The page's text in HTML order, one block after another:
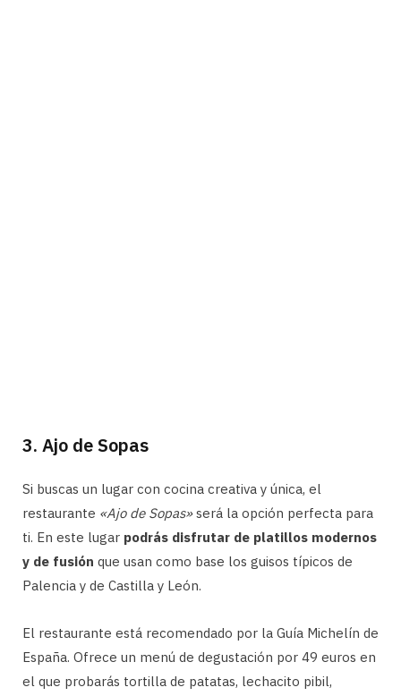
3. Ajo de Sopas
Si buscas un lugar con cocina creativa y única, el
restaurante «Ajo de Sopas»será la opción perfecta para
ti. En este lugar podrás disfrutar de platillos modernos
y de fusión que usan como base los guisos típicos de
Palencia y de Castilla y León.
El restaurante está recomendado por la Guía Michelín de
España. Ofrece un menú de degustación por 49 euros en
el que probarás tortilla de patatas, lechacito pibil,